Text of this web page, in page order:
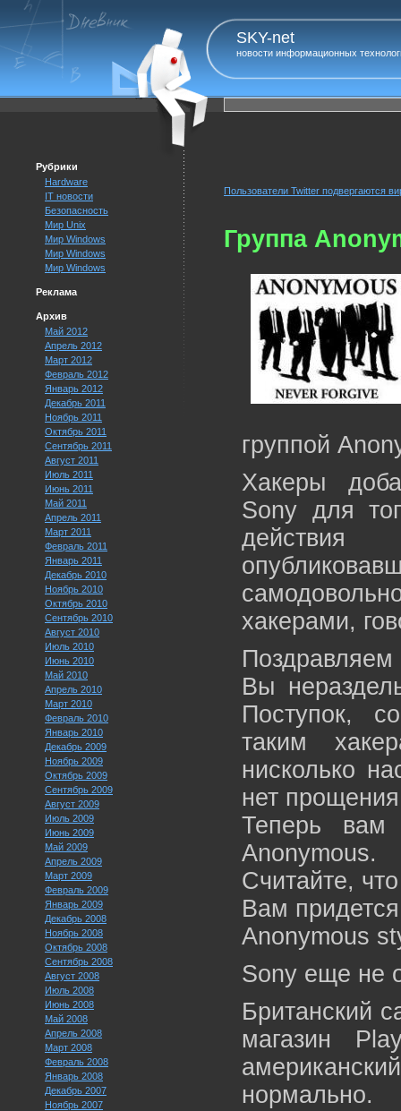
SKY-net
новости информационных
Рубрики
Hardware
IT новости
Безопасность
Мир Unix
Мир Windows
Мир Windows
Мир Windows
Реклама
Архив
Май 2012
Апрель 2012
Март 2012
Февраль 2012
Январь 2012
Декабрь 2011
Ноябрь 2011
Октябрь 2011
Сентябрь 2011
Август 2011
Июль 2011
Июнь 2011
Май 2011
Апрель 2011
Март 2011
Февраль 2011
Январь 2011
Декабрь 2010
Ноябрь 2010
Октябрь 2010
Сентябрь 2010
Август 2010
Июль 2010
Июнь 2010
Май 2010
Апрель 2010
Март 2010
Февраль 2010
Январь 2010
Декабрь 2009
Ноябрь 2009
Октябрь 2009
Сентябрь 2009
Август 2009
Июль 2009
Июнь 2009
Май 2009
Апрель 2009
Март 2009
Февраль 2009
Январь 2009
Декабрь 2008
Ноябрь 2008
Октябрь 2008
Сентябрь 2008
Август 2008
Июль 2008
Июнь 2008
Май 2008
Апрель 2008
Март 2008
Февраль 2008
Январь 2008
Декабрь 2007
Ноябрь 2007
Пользователи Twitter подвергаются
Группа
группой
Хакеры
Sony для
действия
хакерами,
Поздравляем
Вы
Поступок,
таким
нисколько
нет
Теперь вам
Anonymous.
Считайте,
Вам
Anonymous
Sony еще не
Британский
магазин
нормально.